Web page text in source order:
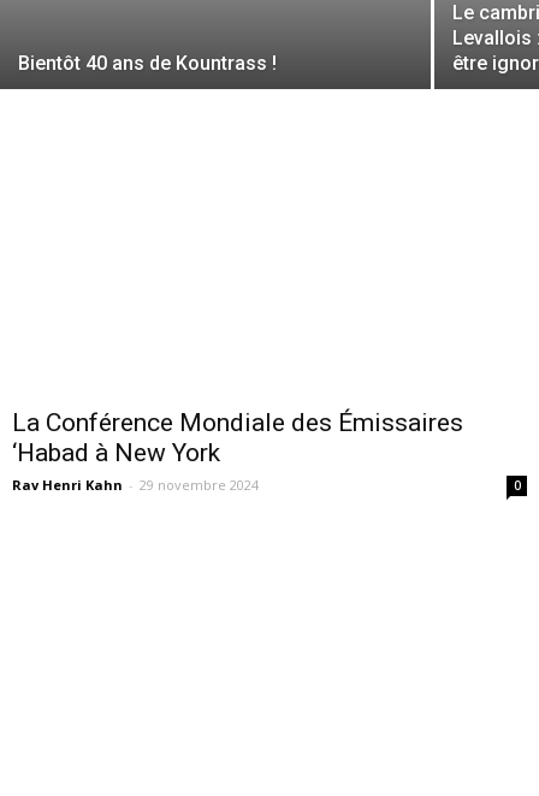
Bientôt 40 ans de Kountrass !
Le
Levallois
être
La Conférence Mondiale des Émissaires
‘Habad à New York
Rav Henri Kahn - 29 novembre 2024 0